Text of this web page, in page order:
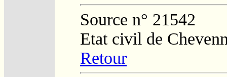
Source n° 21542
Etat civil de
Retour